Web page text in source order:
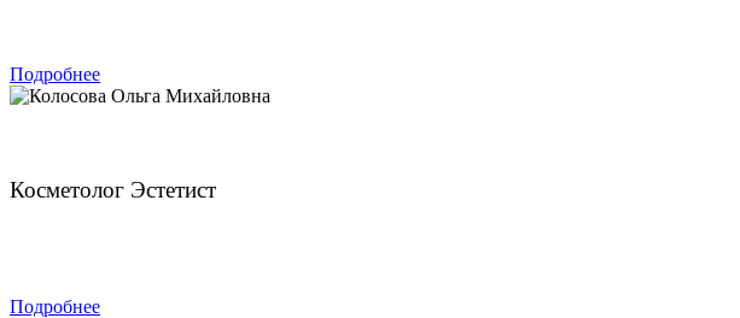
Подробнее
Косметолог Эстетист
Подробнее